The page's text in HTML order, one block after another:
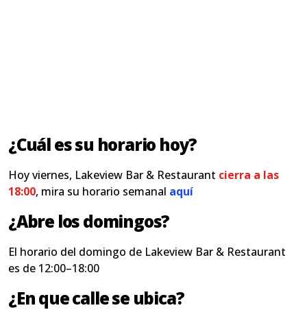
¿Cuál es su horario hoy?
Hoy viernes, Lakeview Bar & Restaurant cierra a las
18:00, mira su horario semanal aquí
¿Abre los domingos?
El horario del domingo de Lakeview Bar & Restaurant
es de 12:00–18:00
¿En que calle se ubica?